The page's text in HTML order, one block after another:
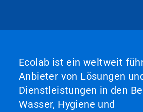
Ecolab ist ein weltweit
Anbieter von Lösungen
Dienstleistungen in den
Wasser, Hygiene und